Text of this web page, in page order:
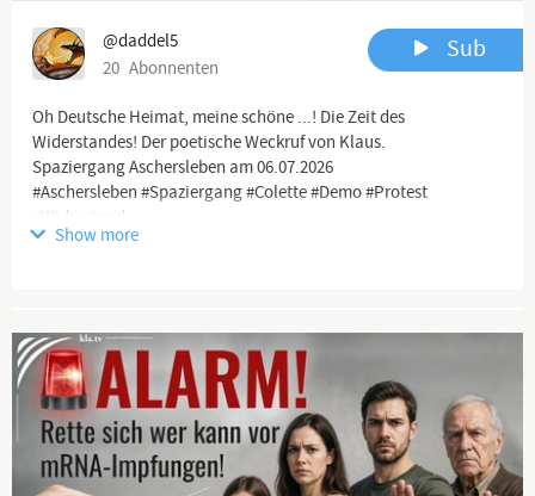
@daddel5
20 Abonnenten
Sub
Oh Deutsche Heimat, meine schöne ...! Die Zeit des
Widerstandes! Der poetische Weckruf von Klaus.
Spaziergang Aschersleben am 06.07.2026
#Aschersleben #Spaziergang #Colette #Demo #Protest
#Widerstand
❗️Charta der Grundrechte der Europäischen Union:❗️
Artikel 11 - Freiheit der Meinungsäußerung und
Informationsfreiheit
🚦Abs.1: Jede Person hat das Recht auf freie Meinungsäußerung.
Dieses Recht schließt die Meinungsfreiheit und die Freiheit ein,
Show more